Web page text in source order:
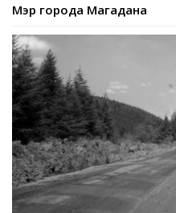
Мэр города Магадана